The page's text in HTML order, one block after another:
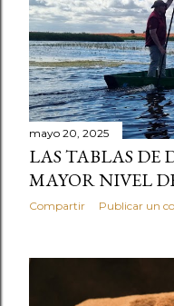
mayo 20, 2025
LAS TABLAS
MAYOR NIVEL
Compartir Publicar un